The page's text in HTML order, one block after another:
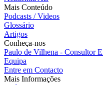
Mais Conteúdo
Podcasts / Videos
Glossário
Artigos
Conheça-nos
Paulo de Vilhena - Consultor
Equipa
Entre em Contacto
Mais Informações